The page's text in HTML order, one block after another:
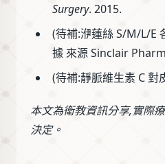
Surgery. 2015.
(待補:洢蓮絲 S/M/L/E
據 來源 Sinclair
(待補:靜脈維生素 C 對
本文為衛教資訊分享,實際
決定。